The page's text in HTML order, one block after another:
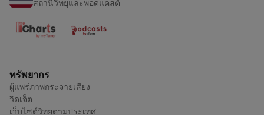
สถานีวิทยุและพอดแคสต์
ทรัพยากร
ผู้แพร่ภาพกระจายเสียง
วิดเจ็ต
เว็บไซต์วิทยุตามประเทศ